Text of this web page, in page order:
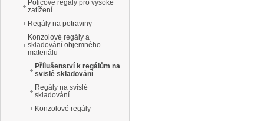
Policové regály pro vysoké
zatížení
Regály na potraviny
Konzolové regály a
skladování objemného
materiálu
Přílušenství k regálům na
svislé skladování
Regály na svislé
skladování
Konzolové regály